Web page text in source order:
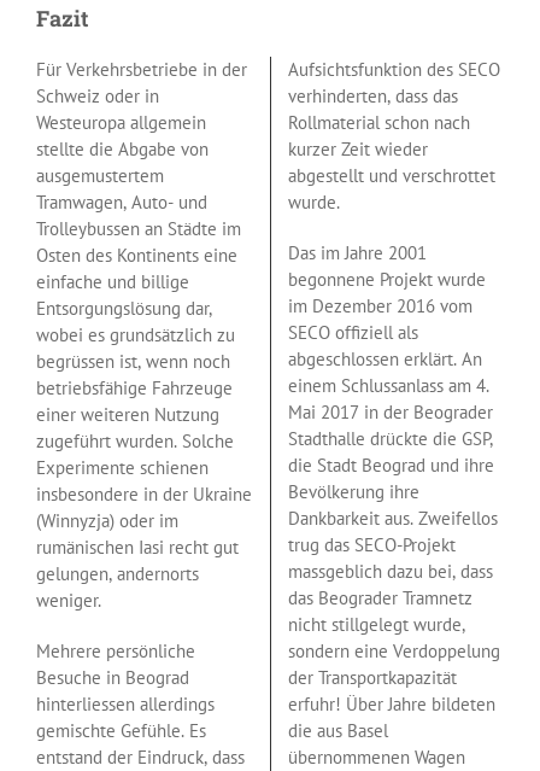
Fazit
Für Verkehrsbetriebe in der
Schweiz oder in
Westeuropa allgemein
stellte die Abgabe von
ausgemustertem
Tramwagen, Auto- und
Trolleybussen an Städte im
Osten des Kontinents eine
einfache und billige
Entsorgungslösung dar,
wobei es grundsätzlich zu
begrüssen ist, wenn noch
betriebsfähige Fahrzeuge
einer weiteren Nutzung
zugeführt wurden. Solche
Experimente schienen
insbesondere in der Ukraine
(Winnyzja) oder im
rumänischen Iasi recht gut
gelungen, andernorts
weniger.
Mehrere persönliche
Besuche in Beograd
hinterliessen allerdings
gemischte Gefühle. Es
entstand der Eindruck, dass
Aufsichtsfunktion des SECO
verhinderten, dass das
Rollmaterial schon nach
kurzer Zeit wieder
abgestellt und verschrottet
wurde.
Das im Jahre 2001
begonnene Projekt wurde
im Dezember 2016 vom
SECO offiziell als
abgeschlossen erklärt. An
einem Schlussanlass am 4.
Mai 2017 in der Beograder
Stadthalle drückte die GSP,
die Stadt Beograd und ihre
Bevölkerung ihre
Dankbarkeit aus. Zweifellos
trug das SECO-Projekt
massgeblich dazu bei, dass
das Beograder Tramnetz
nicht stillgelegt wurde,
sondern eine Verdoppelung
der Transportkapazität
erfuhr! Über Jahre bildeten
die aus Basel
übernommenen Wagen